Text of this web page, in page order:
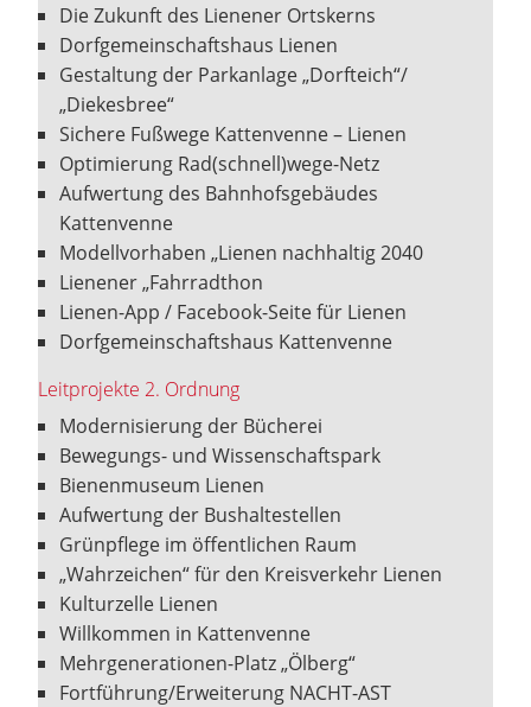
Die Zukunft des Lienener Ortskerns
Dorfgemeinschaftshaus Lienen
Gestaltung der Parkanlage „Dorfteich“/
„Diekesbree“
Sichere Fußwege Kattenvenne – Lienen
Optimierung Rad(schnell)wege-Netz
Aufwertung des Bahnhofsgebäudes
Kattenvenne
Modellvorhaben „Lienen nachhaltig 2040
Lienener „Fahrradthon
Lienen-App / Facebook-Seite für Lienen
Dorfgemeinschaftshaus Kattenvenne
Leitprojekte 2. Ordnung
Modernisierung der Bücherei
Bewegungs- und Wissenschaftspark
Bienenmuseum Lienen
Aufwertung der Bushaltestellen
Grünpflege im öffentlichen Raum
„Wahrzeichen“ für den Kreisverkehr Lienen
Kulturzelle Lienen
Willkommen in Kattenvenne
Mehrgenerationen-Platz „Ölberg“
Fortführung/Erweiterung NACHT-AST